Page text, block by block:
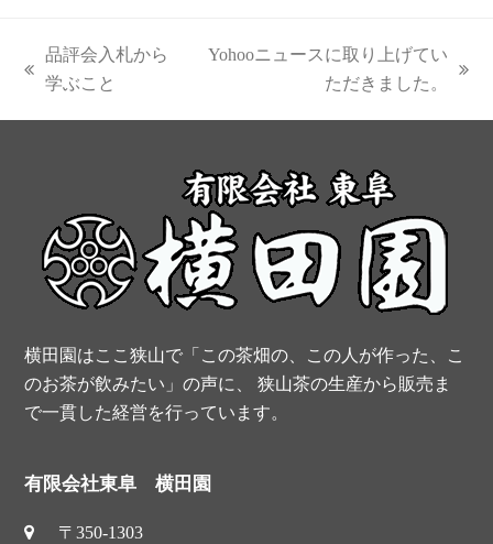
c
e
b
k
n
e
t
t
r
u
t
u
e
previous
品評会入札から
学ぶこと
Yohooニュースに取り上げてい
ただきました。
横田園はここ狭山で「この茶畑の、この人が作った、こ
のお茶が飲みたい」の声に、 狭山茶の生産から販売ま
で一貫した経営を行っています。
有限会社東阜 横田園
〒350-1303